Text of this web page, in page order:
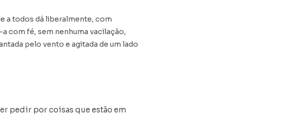
a todos dá liberalmente, com
com fé, sem nenhuma vacilação,
pelo vento e agitada de um lado
pedir por coisas que estão em